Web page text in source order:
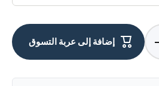
quantity
إضافة إلى عربة التسوق